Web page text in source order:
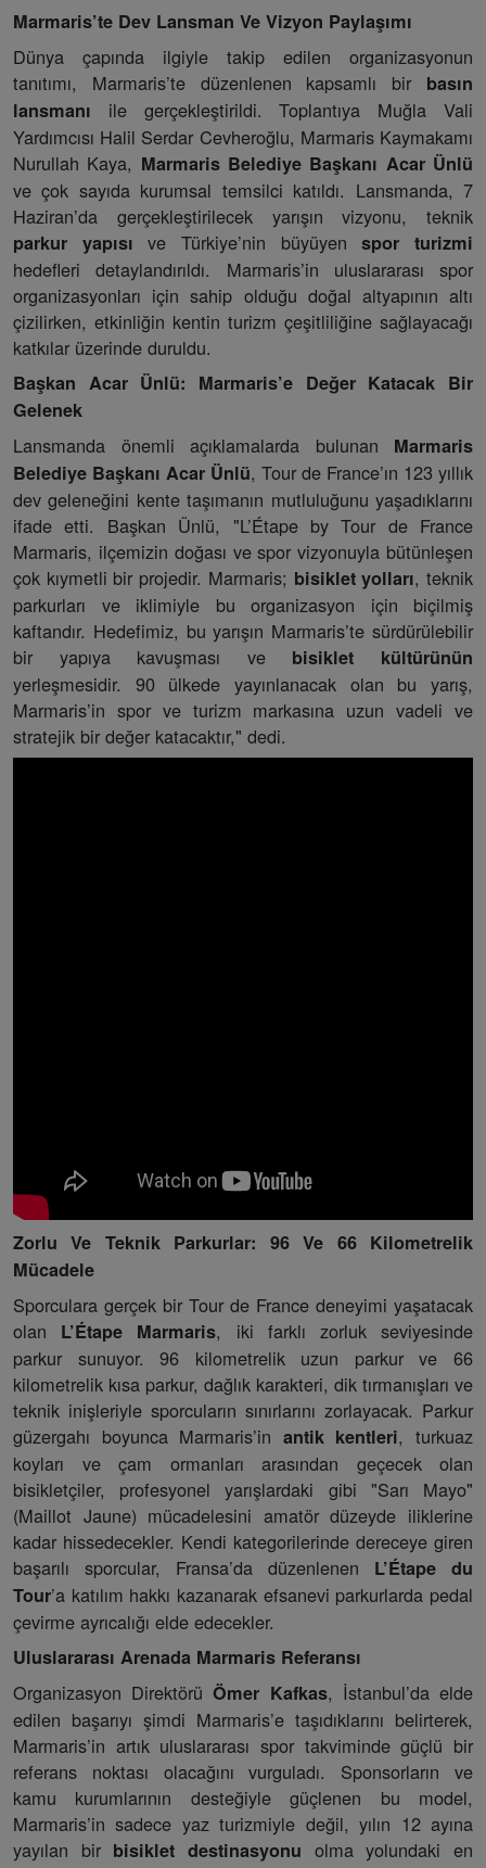
Marmaris’te Dev Lansman Ve Vizyon Paylaşımı
Dünya çapında ilgiyle takip edilen organizasyonun
tanıtımı, Marmaris’te düzenlenen kapsamlı bir basın
lansmanı ile gerçekleştirildi. Toplantıya Muğla Vali
Yardımcısı Halil Serdar Cevheroğlu, Marmaris Kaymakamı
Nurullah Kaya, Marmaris Belediye Başkanı Acar Ünlü
ve çok sayıda kurumsal temsilci katıldı. Lansmanda, 7
Haziran’da gerçekleştirilecek yarışın vizyonu, teknik
parkur yapısı ve Türkiye’nin büyüyenspor turizmi
hedefleri detaylandırıldı. Marmaris’in uluslararası spor
organizasyonları için sahip olduğu doğal altyapının altı
çizilirken, etkinliğin kentin turizm çeşitliliğine sağlayacağı
katkılar üzerinde duruldu.
Başkan Acar Ünlü: Marmaris’e Değer Katacak Bir
Gelenek
Lansmanda önemli açıklamalarda bulunan Marmaris
Belediye Başkanı Acar Ünlü, Tour de France’ın 123 yıllık
dev geleneğini kente taşımanın mutluluğunu yaşadıklarını
ifade etti. Başkan Ünlü, "L’Étape by Tour de France
Marmaris, ilçemizin doğası ve spor vizyonuyla bütünleşen
çok kıymetli bir projedir. Marmaris; bisiklet yolları, teknik
parkurları ve iklimiyle bu organizasyon için biçilmiş
kaftandır. Hedefimiz, bu yarışın Marmaris’te sürdürülebilir
bir yapıya kavuşması ve bisiklet kültürünün
yerleşmesidir. 90 ülkede yayınlanacak olan bu yarış,
Marmaris’in spor ve turizm markasına uzun vadeli ve
stratejik bir değer katacaktır," dedi.
Zorlu Ve Teknik Parkurlar: 96 Ve 66 Kilometrelik
Mücadele
Sporculara gerçek bir Tour de France deneyimi yaşatacak
olan L’Étape Marmaris, iki farklı zorluk seviyesinde
parkur sunuyor. 96 kilometrelik uzun parkur ve 66
kilometrelik kısa parkur, dağlık karakteri, dik tırmanışları ve
teknik inişleriyle sporcuların sınırlarını zorlayacak. Parkur
güzergahı boyunca Marmaris’in antik kentleri, turkuaz
koyları ve çam ormanları arasından geçecek olan
bisikletçiler, profesyonel yarışlardaki gibi "Sarı Mayo"
(Maillot Jaune) mücadelesini amatör düzeyde iliklerine
kadar hissedecekler. Kendi kategorilerinde dereceye giren
başarılı sporcular, Fransa’da düzenlenen L’Étape du
Tour’a katılım hakkı kazanarak efsanevi parkurlarda pedal
çevirme ayrıcalığı elde edecekler.
Uluslararası Arenada Marmaris Referansı
Organizasyon DirektörüÖmer Kafkas, İstanbul’da elde
edilen başarıyı şimdi Marmaris’e taşıdıklarını belirterek,
Marmaris’in artık uluslararası spor takviminde güçlü bir
referans noktası olacağını vurguladı. Sponsorların ve
kamu kurumlarının desteğiyle güçlenen bu model,
Marmaris’in sadece yaz turizmiyle değil, yılın 12 ayına
yayılan bir bisiklet destinasyonu olma yolundaki en